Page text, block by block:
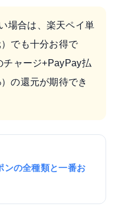
場合は、楽天ペイ単
でも十分お得で
チャージ+PayPay払
の還元が期待でき
ンの全種類と一番お